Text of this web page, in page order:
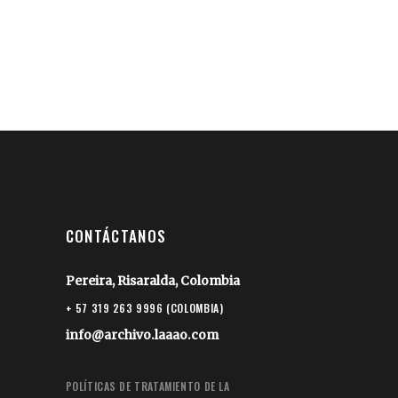
CONTÁCTANOS
Pereira, Risaralda, Colombia
+ 57 319 263 9996 (COLOMBIA)
info@archivo.laaao.com
POLÍTICAS DE TRATAMIENTO DE LA